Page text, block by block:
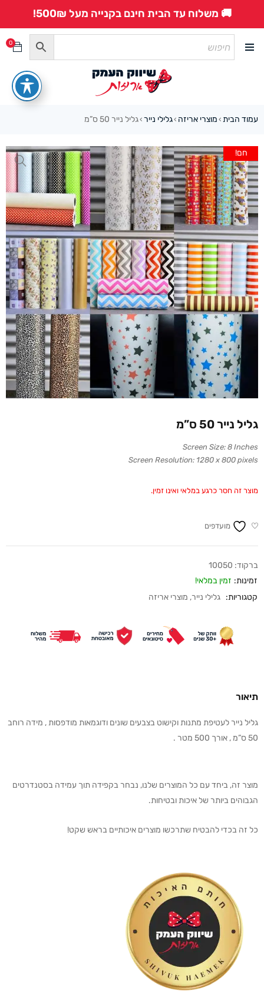
🚚 משלוח עד הבית חינם בקנייה מעל 500₪!
0
עמוד הבית › מוצרי אריזה ›גלילי נייר ›גליל נייר 50 ס”מ
חם!
גליל נייר 50 ס”מ
Screen Size: 8 Inches
Screen Resolution: 1280 x 800 pixels
מוצר זה חסר כרגע במלאי ואינו זמין.
מועדפים
ברקוד: 10050
זמינות: זמין במלאי!
קטגוריות: גלילי נייר, מוצרי אריזה
תיאור
גליל נייר לעטיפת מתנות וקישוט בצבעים שונים ודוגמאות מודפסות , מידה רוחב
50 ס”מ , אורך 500 מטר .
מוצר זה, ביחד עם כל המוצרים שלנו, נבחר בקפידה תוך עמידה בסטנדרטים
הגבוהים ביותר של איכות ובטיחות.
כל זה בכדי להבטיח שתרכשו מוצרים איכותיים בראש שקט!